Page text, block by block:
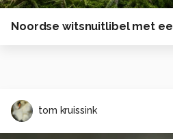
tom kruissink